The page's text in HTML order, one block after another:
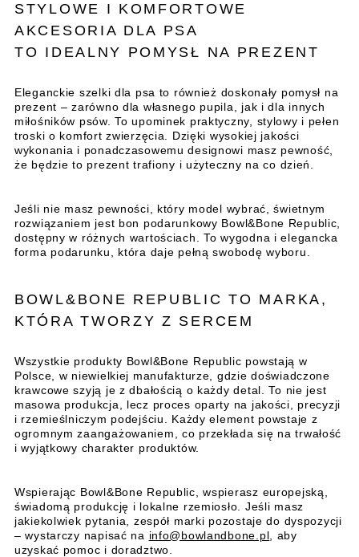
STYLOWE I KOMFORTOWE
AKCESORIA DLA PSA
TO IDEALNY POMYSŁ NA PREZENT
Eleganckie szelki dla psa to również doskonały pomysł na
prezent – zarówno dla własnego pupila, jak i dla innych
miłośników psów. To upominek praktyczny, stylowy i pełen
troski o komfort zwierzęcia. Dzięki wysokiej jakości
wykonania i ponadczasowemu designowi masz pewność,
że będzie to prezent trafiony i użyteczny na co dzień.
Jeśli nie masz pewności, który model wybrać, świetnym
rozwiązaniem jest bon podarunkowy Bowl&Bone Republic,
dostępny w różnych wartościach. To wygodna i elegancka
forma podarunku, która daje pełną swobodę wyboru.
BOWL&BONE REPUBLIC TO MARKA,
KTÓRA TWORZY Z SERCEM
Wszystkie produkty Bowl&Bone Republic powstają w
Polsce, w niewielkiej manufakturze, gdzie doświadczone
krawcowe szyją je z dbałością o każdy detal. To nie jest
masowa produkcja, lecz proces oparty na jakości, precyzji
i rzemieślniczym podejściu. Każdy element powstaje z
ogromnym zaangażowaniem, co przekłada się na trwałość
i wyjątkowy charakter produktów.
Wspierając Bowl&Bone Republic, wspierasz europejską,
świadomą produkcję i lokalne rzemiosło. Jeśli masz
jakiekolwiek pytania, zespół marki pozostaje do dyspozycji
– wystarczy napisać na info@bowlandbone.pl , aby
uzyskać pomoc i doradztwo.